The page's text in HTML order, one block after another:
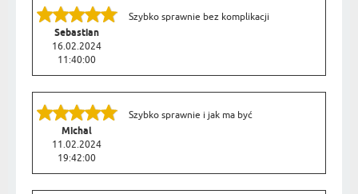
Sebastian
16.02.2024
11:40:00
Szybko sprawnie bez komplikacji
Michal
11.02.2024
19:42:00
Szybko sprawnie i jak ma być